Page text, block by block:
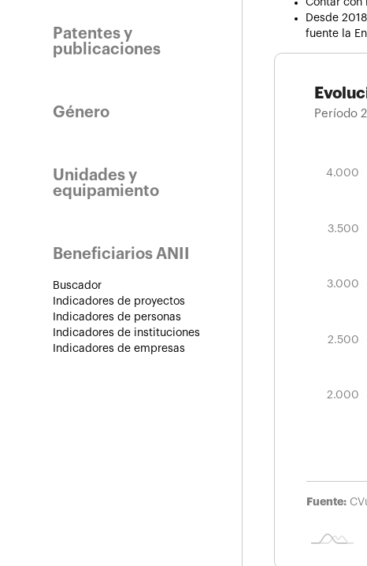
Patentes y
publicaciones
Género
Unidades y
equipamiento
Beneficiarios ANII
Buscador
Indicadores de proyectos
Indicadores de personas
Indicadores de instituciones
Indicadores de empresas
Desde
fuente la
Período
4.000
2.000
3.000
4.000
3.500
2.500
Fuente: